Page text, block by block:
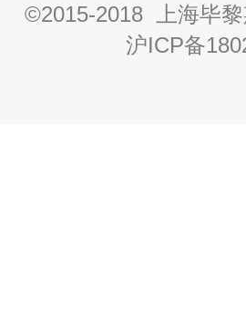
©2015-2018 上海毕
沪ICP备